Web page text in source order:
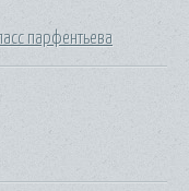
парфентьева